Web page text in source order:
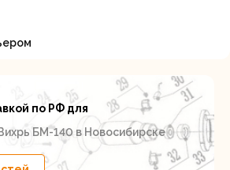
по РФ для
БМ-140 в Новосибирске